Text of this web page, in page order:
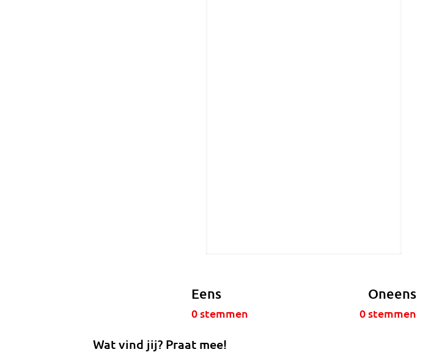
Eens
0 stemmen
Oneens
0 stemmen
Wat vind jij? Praat mee!